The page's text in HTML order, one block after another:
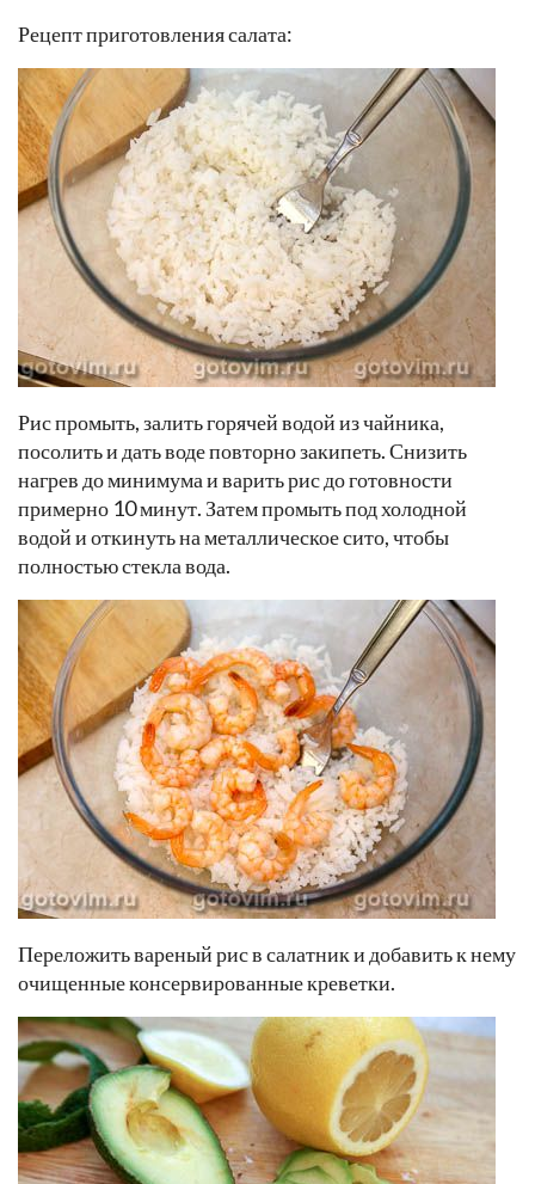
Рецепт приготовления салата:
Рис промыть, залить горячей водой из чайника,
посолить и дать воде повторно закипеть. Снизить
нагрев до минимума и варить рис до готовности
примерно 10 минут. Затем промыть под холодной
водой и откинуть на металлическое сито, чтобы
полностью стекла вода.
Переложить вареный рис в салатник и добавить к нему
очищенные консервированные креветки.